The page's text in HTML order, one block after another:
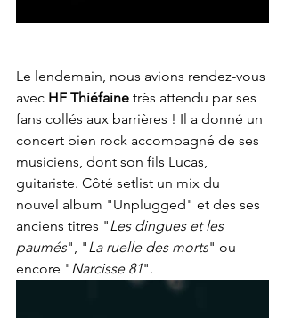
Le lendemain, nous avions rendez-vous
avec HF Thiéfaine très attendu par ses
fans collés aux barrières ! Il a donné un
concert bien rock accompagné de ses
musiciens, dont son fils Lucas,
guitariste. Côté setlist un mix du
nouvel album "Unplugged" et des ses
anciens titres "Les dingues et les
paumés", "La ruelle des morts" ou
encore "Narcisse 81".